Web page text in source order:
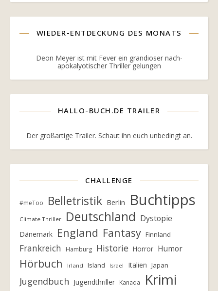
WIEDER-ENTDECKUNG DES MONATS
Deon Meyer ist mit Fever ein grandioser nach-
apokalyotischer Thriller gelungen
HALLO-BUCH.DE TRAILER
Der großartige Trailer. Schaut ihn euch unbedingt an.
CHALLENGE
#meToo Belletristik Berlin Buchtipps
Climate Thriller Deutschland Dystopie
Dänemark England Fantasy Finnland
Frankreich Hamburg Historie Horror Humor
Hörbuch Irland Island Israel Italien Japan
Jugendbuch Jugendthriller Kanada Krimi